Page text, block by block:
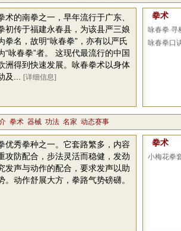
术的南拳之一，早年流行于广东、
初传于福建永春县，为该县严三娘
拳名，故明“咏春拳”，亦有以严氏
“咏春拳”者。 这现代最流行的中国
洲得到快速发展。咏春拳术以身体
及...
[详细信息]
拳术
咏春拳 寻
咏春拳口
拳术 器械 功法 名家 动态赛事
优秀拳种之一。它套路繁多，内容
攻防配合，步法灵活而稳健，发劲
发声与动作的配合，要求发声以助
。动作舒展大方，拳路气势磅礴。
拳术
小梅花拳